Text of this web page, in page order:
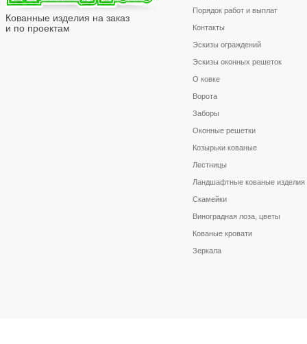
Кованные изделия на заказ
и по проектам
Порядок работ и выплат
Контакты
Эскизы ограждений
Эскизы оконных решеток
О ковке
Ворота
Заборы
Оконные решетки
Козырьки кованые
Лестницы
Ландшафтные кованые изделия
Скамейки
Виноградная лоза, цветы
Кованые кровати
Зеркала